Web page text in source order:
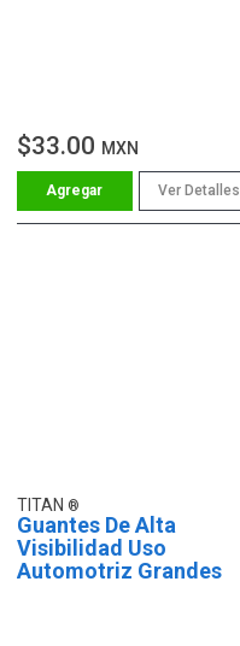
$33.00 MXN
Ver Detalles
TITAN
Guantes De Alta
Visibilidad Uso
Automotriz Grandes